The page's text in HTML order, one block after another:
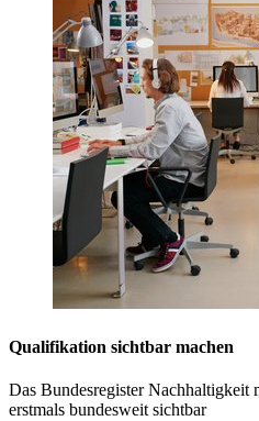
Qualifikation sichtbar machen
Das Bundesregister Nachhaltigkeit
erstmals bundesweit sichtbar